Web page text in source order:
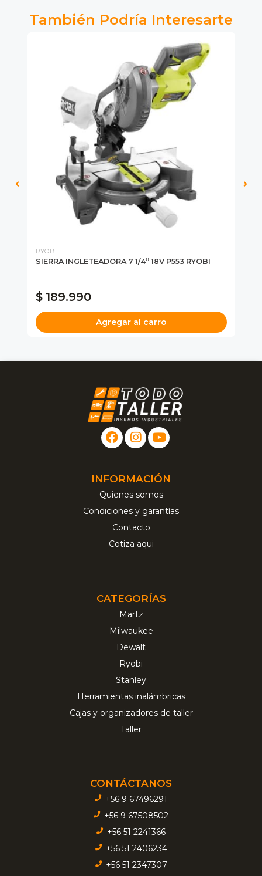
También Podría Interesarte
RYOBI
SIERRA INGLETEADORA 7 1/4” 18V P553 RYOBI
$ 189.990
Agregar al carro
INFORMACIÓN
Quienes somos
Condiciones y garantías
Contacto
Cotiza aqui
CATEGORÍAS
Martz
Milwaukee
Dewalt
Ryobi
Stanley
Herramientas inalámbricas
Cajas y organizadores de taller
Taller
CONTÁCTANOS
+56 9 67496291
+56 9 67508502
+56 51 2241366
+56 51 2406234
+56 51 2347307